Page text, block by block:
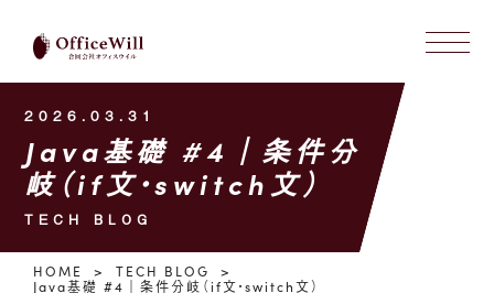
2026.03.31
Java基礎 #4｜条件分
岐（if文・switch文）
TECH BLOG
HOME
TECH BLOG
Java基礎 #4｜条件分岐（if文・switch文）